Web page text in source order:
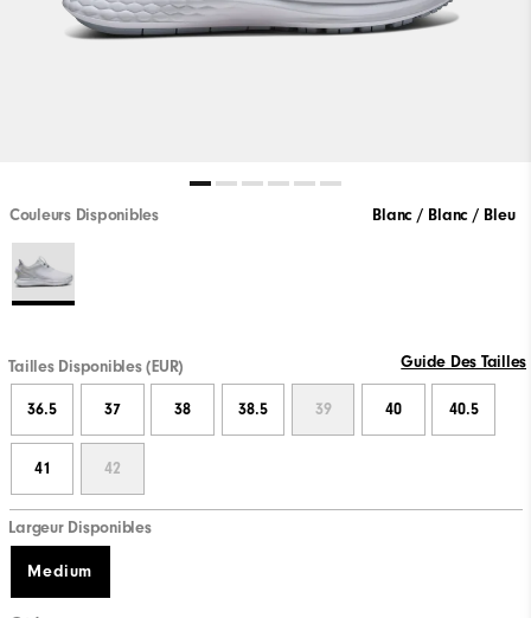
Couleurs Disponibles Blanc / Blanc / Bleu
Tailles Disponibles (EUR) Guide Des Tailles
36.5 37 38 38.5 39 40 40.5
41 42
Largeur Disponibles
Medium